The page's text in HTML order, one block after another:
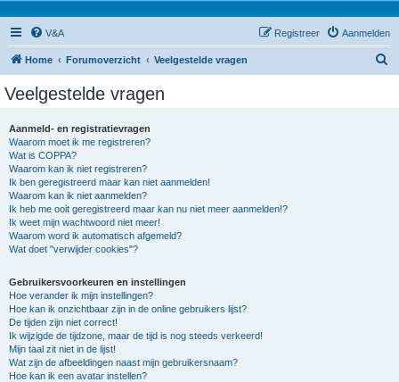
V&A Aanmelden
Registreer
Home Forumoverzicht Veelgestelde vragen
Veelgestelde vragen
Aanmeld- en registratievragen
Waarom moet ik me registreren?
Wat is COPPA?
Waarom kan ik niet registreren?
Ik ben geregistreerd maar kan niet aanmelden!
Waarom kan ik niet aanmelden?
Ik heb me ooit geregistreerd maar kan nu niet meer aanmelden!?
Ik weet mijn wachtwoord niet meer!
Waarom word ik automatisch afgemeld?
Wat doet "verwijder cookies"?
Gebruikersvoorkeuren en instellingen
Hoe verander ik mijn instellingen?
Hoe kan ik onzichtbaar zijn in de online gebruikers lijst?
De tijden zijn niet correct!
Ik wijzigde de tijdzone, maar de tijd is nog steeds verkeerd!
Mijn taal zit niet in de lijst!
Wat zijn de afbeeldingen naast mijn gebruikersnaam?
Hoe kan ik een avatar instellen?